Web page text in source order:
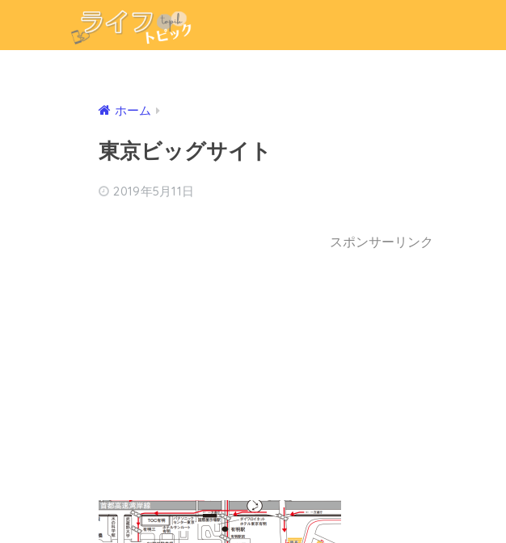
ホーム
東京ビッグサイト
2019年5月11日
スポンサーリンク